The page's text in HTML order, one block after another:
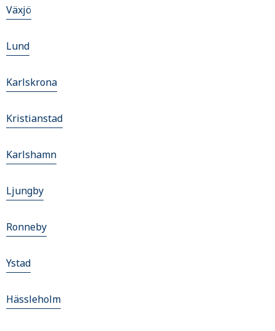
Växjö
Lund
Karlskrona
Kristianstad
Karlshamn
Ljungby
Ronneby
Ystad
Hässleholm